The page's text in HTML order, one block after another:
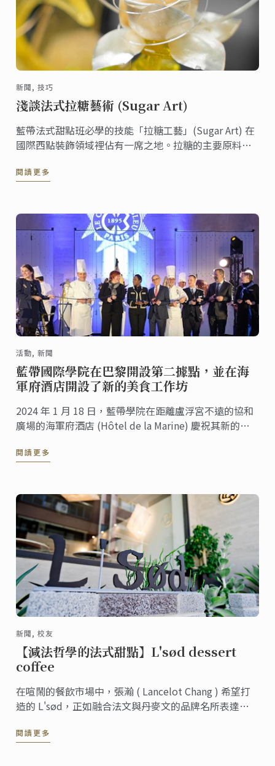
新聞, 技巧
淺談法式拉糖藝術 (Sugar Art)
藍帶法式甜點班必學的技能「拉糖工藝」(Sugar Art) 在
國際西點裝飾領域裡佔有一席之地。拉糖的主要原料是
以利塑形，以反覆拉摺的方式讓糖團包入空氣，並產生
閱讀更多
活動, 新聞
藍帶國際學院在巴黎開設第二據點，並在海
軍府酒店開設了新的美食工作坊
2024 年 1 月 18 日，藍帶學院在距離盧浮宮不遠的協和
廣場的海軍府酒店 (Hôtel de la Marine) 慶祝其新的據
眾多體驗，如烹飪示範、晚餐研討會、美食品鑑、下午
閱讀更多
新聞, 校友
【減法哲學的法式甜點】L'sød dessert
coffee
在喧鬧的餐飲市場中，張瀚 ( Lancelot Chang ) 希望打
造的 L'sød，正如融合法文與丹麥文的品牌名所表達的
點堅持使用的新鮮優質食材，打造純粹、簡潔、乾淨的
閱讀更多